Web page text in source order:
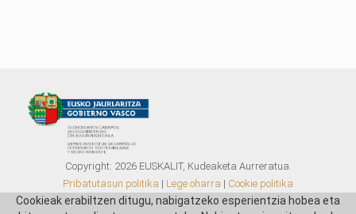
Copyright: 2026EUSKALIT, Kudeaketa Aurreratua.
Pribatutasun politika | Lege oharra | Cookie politika
AURREKO EDIZIOAK.
Cookieak erabiltzen ditugu, nabigatzeko esperientzia hobea eta